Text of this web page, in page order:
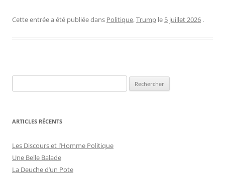
Cette entrée a été publiée dans Politique,Trump le 5 juillet 2026 .
ARTICLES RÉCENTS
Les Discours et l’Homme Politique
Une Belle Balade
La Deuche d’un Pote